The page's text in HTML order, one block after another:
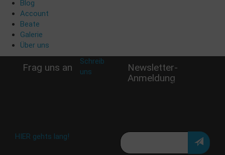
Blog
Account
Beate
Galerie
Über uns
Frag uns an
Schreib
uns
HIER gehts lang!
Newsletter-
Anmeldung
Verpasse keine Rabatt-